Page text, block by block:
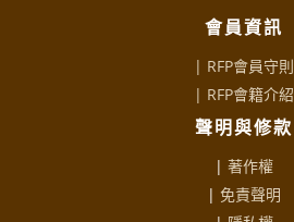
會員資訊
| RFP會員守則
| RFP會籍介紹
聲明與修款
| 著作權
| 免責聲明